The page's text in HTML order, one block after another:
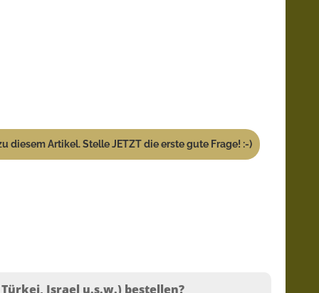
diesem Artikel. Stelle JETZT die erste gute Frage! :-)
Israel u.s.w.) bestellen?